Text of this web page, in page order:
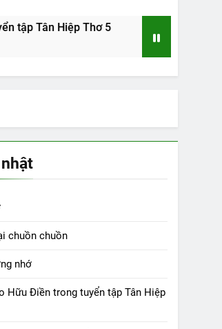
Hiệp Thơ 5 Tác giả Nguyễn Đức
15 Years Ago
chuồn chuồn
nhớ
Hữu Điền trong tuyển tập Tân Hiệp